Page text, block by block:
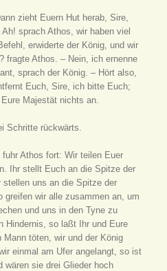
zieht Euern Hut herab, Sire,
sprach Athos, wir haben viel
erwiderte der König, und wir
fragte Athos. – Nein, ich ernenne
sprach der König. – Hört also,
Euch, Sire, ich bitte Euch;
Majestät nichts an.
Schritte rückwärts.
Athos fort: Wir teilen Euer
Ihr stellt Euch an die Spitze der
uns an die Spitze der
wir alle zusammen an, um
und uns in den Tyne zu
Hindernis, so laßt Ihr und Eure
töten, wir und der König
einmal am Ufer angelangt, so ist
wären sie drei Glieder hoch